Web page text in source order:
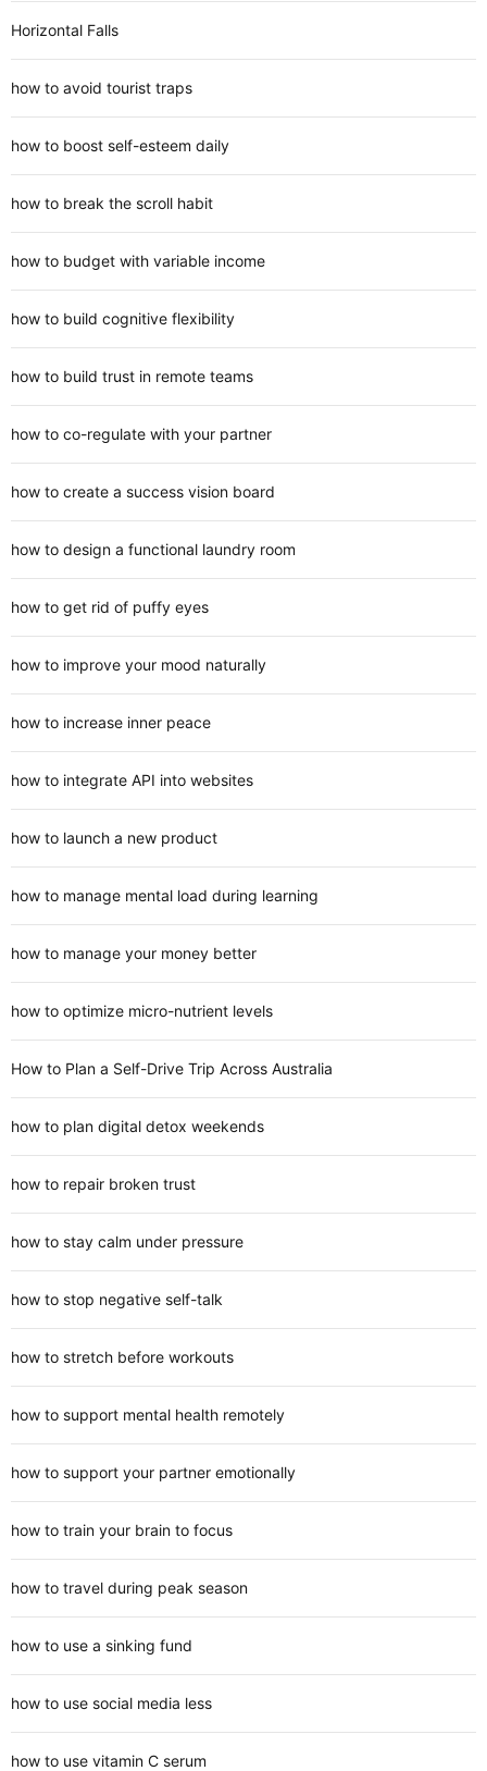
Horizontal Falls
how to avoid tourist traps
how to boost self-esteem daily
how to break the scroll habit
how to budget with variable income
how to build cognitive flexibility
how to build trust in remote teams
how to co-regulate with your partner
how to create a success vision board
how to design a functional laundry room
how to get rid of puffy eyes
how to improve your mood naturally
how to increase inner peace
how to integrate API into websites
how to launch a new product
how to manage mental load during learning
how to manage your money better
how to optimize micro-nutrient levels
How to Plan a Self-Drive Trip Across Australia
how to plan digital detox weekends
how to repair broken trust
how to stay calm under pressure
how to stop negative self-talk
how to stretch before workouts
how to support mental health remotely
how to support your partner emotionally
how to train your brain to focus
how to travel during peak season
how to use a sinking fund
how to use social media less
how to use vitamin C serum